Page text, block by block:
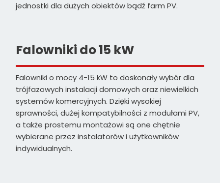
jednostki dla dużych obiektów bądź farm PV.
Falowniki do 15 kW
Falowniki o mocy 4-15 kW to doskonały wybór dla
trójfazowych instalacji domowych oraz niewielkich
systemów komercyjnych. Dzięki wysokiej
sprawności, dużej kompatybilności z modułami PV,
a także prostemu montażowi są one chętnie
wybierane przez instalatorów i użytkowników
indywidualnych.